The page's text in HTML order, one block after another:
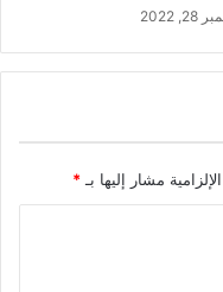
2022
مشار إليها بـ *